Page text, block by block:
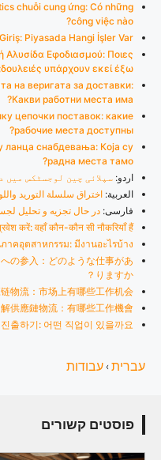
chuỗi cung ứng: Có những
công việc nào?
Piyasada Hangi İşler Var?
Αλυσίδα Εφοδιασμού: Ποιες
δουλειές υπάρχουν εκεί έξω;
на веригата за доставки:
Какви работни места има?
цепочки поставок: какие
рабочие места доступны?
ланца снабдевања: Која су
радна места тамо?
اردو: سپلائی چین لوجسٹکس
العربية: اختراق سلسلة التوريد
فارسی: در حال تجزیه و تحلیل
करें: वहाँ कौन-कौन सी नौकरियाँ हैं?
าคอุตสาหกรรม: มีงานอะไรบ้าง?
の参入：どのような仕事があ
りますか？
物流：市场上有哪些工作机会？
供應鏈物流：有哪些工作機會？
출하기: 어떤 직업이 있을까요?
עברית › עבודות
פוסטים קשורים